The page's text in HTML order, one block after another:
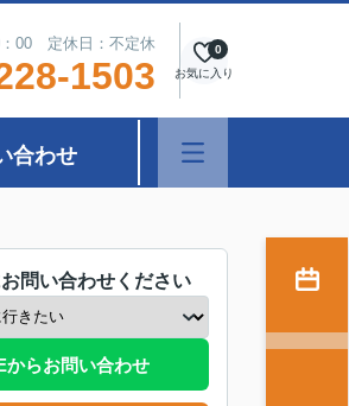
00 定休日：不定休
1503 お気に入り
0
合わせ
問い合わせください
からお問い合わせ